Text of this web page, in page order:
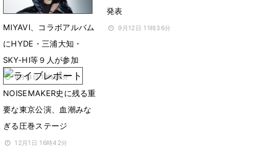
MIYAVI、コラボアルバム
にHYDE・三浦大知・
SKY-HI等９人が参加
9月13日 18時50分
発表
9月12日 11時36分
NOISEMAKER史に残る重
要な東京公演、血潮みな
ぎる圧巻ステージ
12月1日 16時42分